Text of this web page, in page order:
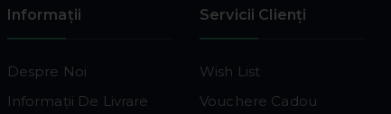
Informaţii
Despre Noi
Informații De Livrare
Servicii Clienţi
Wish List
Vouchere Cadou